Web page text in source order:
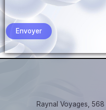
Envoyer
Raynal Voyages,